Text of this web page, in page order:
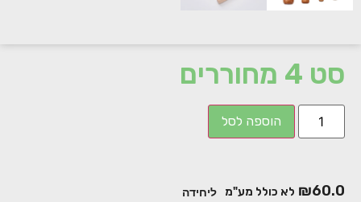
סט 4 מחוררים
הוספה לסל
₪60.0 לא כולל מע"מ ליחידה